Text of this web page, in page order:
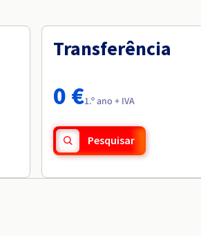
Transferência
0 €1.º ano + IVA
Pesquisar